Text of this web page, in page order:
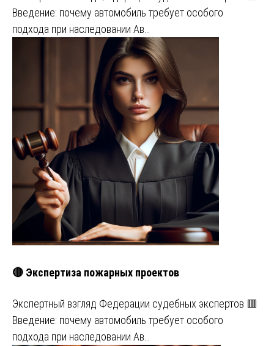
Введение: почему автомобиль требует особого
подхода при наследовании Ав…
🔴 Экспертиза пожарных проектов
Экспертный взгляд Федерации судебных экспертов 🟥
Введение: почему автомобиль требует особого
подхода при наследовании Ав…